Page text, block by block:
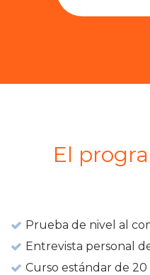
El
Prueba de nivel al
Entrevista personal
Curso estándar de